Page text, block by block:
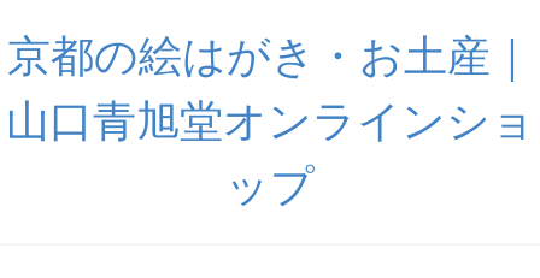
京都の絵はがき・お土産｜
山口青旭堂オンラインショ
ップ